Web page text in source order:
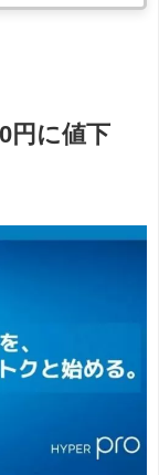
円に値下